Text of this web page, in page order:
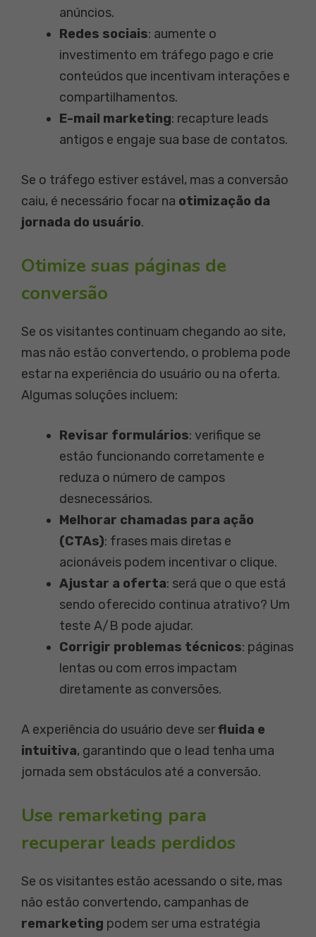
anúncios.
Redes sociais: aumente o
investimento em tráfego pago e crie
conteúdos que incentivam interações e
compartilhamentos.
E-mail marketing: recapture leads
antigos e engaje sua base de contatos.
Se o tráfego estiver estável, mas a conversão
caiu, é necessário focar na otimização da
jornada do usuário.
Otimize suas páginas de
conversão
Se os visitantes continuam chegando ao site,
mas não estão convertendo, o problema pode
estar na experiência do usuário ou na oferta.
Algumas soluções incluem:
Revisar formulários: verifique se
estão funcionando corretamente e
reduza o número de campos
desnecessários.
Melhorar chamadas para ação
(CTAs): frases mais diretas e
acionáveis podem incentivar o clique.
Ajustar a oferta: será que o que está
sendo oferecido continua atrativo? Um
teste A/B pode ajudar.
Corrigir problemas técnicos: páginas
lentas ou com erros impactam
diretamente as conversões.
A experiência do usuário deve serfluida e
intuitiva, garantindo que o lead tenha uma
jornada sem obstáculos até a conversão.
Use remarketing para
recuperar leads perdidos
Se os visitantes estão acessando o site, mas
não estão convertendo, campanhas de
remarketing podem ser uma estratégia